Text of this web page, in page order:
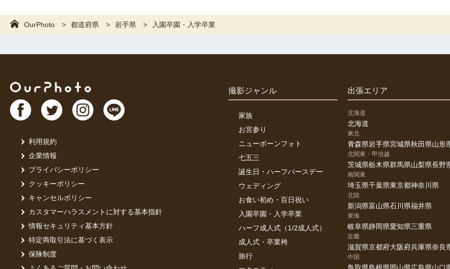
OurPhoto 都道府県 岩手県 入園卒園・入学卒業
利用規約
企業情報
プライバシーポリシー
クッキーポリシー
キャンセルポリシー
カスタマーハラスメントに対する基本指針
情報セキュリティ基本方針
特定商取引法に基づく表示
保険制度
撮影ジャンル
家族
お宮参り
ニューボーンフォト
七五三
誕生日・ハーフバースデー
ウェディング
お食い初め・百日祝い
入園卒園・入学卒業
ハーフ成人式（1/2成人式）
成人式・卒業袴
旅行
出張エリア
北海道
北海道
東北
青森県岩手県宮城県秋田県山形
北関東・甲信越
茨城県栃木県群馬県山梨県長野
南関東
埼玉県千葉県東京都神奈川県
北陸
新潟県富山県石川県福井県
東海
岐阜県静岡県愛知県三重県
近畿
滋賀県京都府大阪府兵庫県奈良
中国